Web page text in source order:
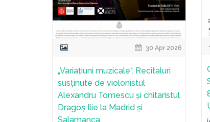
30 Apr 2026
„Variațiuni muzicale“. Recitaluri
susținute de violonistul
Alexandru Tomescu și chitaristul
Dragoș Ilie la Madrid și
Salamanca